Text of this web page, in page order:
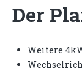
Der
Weitere